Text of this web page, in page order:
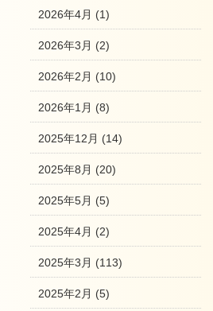
2026年4月 (1)
2026年3月 (2)
2026年2月 (10)
2026年1月 (8)
2025年12月 (14)
2025年8月 (20)
2025年5月 (5)
2025年4月 (2)
2025年3月 (113)
2025年2月 (5)